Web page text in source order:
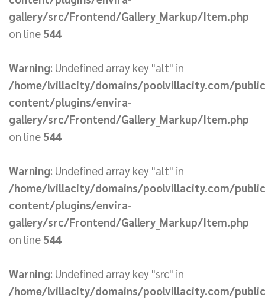
gallery/src/Frontend/Gallery_Markup/Item.php
on line 544
Warning: Undefined array key "alt" in
/home/lvillacity/domains/poolvillacity.com/
content/plugins/envira-
gallery/src/Frontend/Gallery_Markup/Item.php
on line 544
Warning: Undefined array key "alt" in
/home/lvillacity/domains/poolvillacity.com/
content/plugins/envira-
gallery/src/Frontend/Gallery_Markup/Item.php
on line 544
Warning: Undefined array key "src" in
/home/lvillacity/domains/poolvillacity.com/